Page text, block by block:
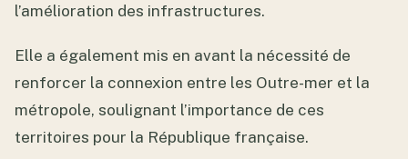
l’amélioration des infrastructures.
Elle a également mis en avant la nécessité de
renforcer la connexion entre les Outre-mer et la
métropole, soulignant l’importance de ces
territoires pour la République française.